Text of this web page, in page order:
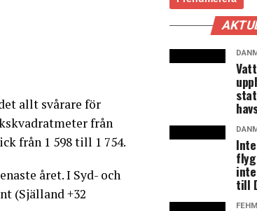
allt svårare för
från
från 1 598 till 1 754.
året. I Syd- och
(Själland +32
till